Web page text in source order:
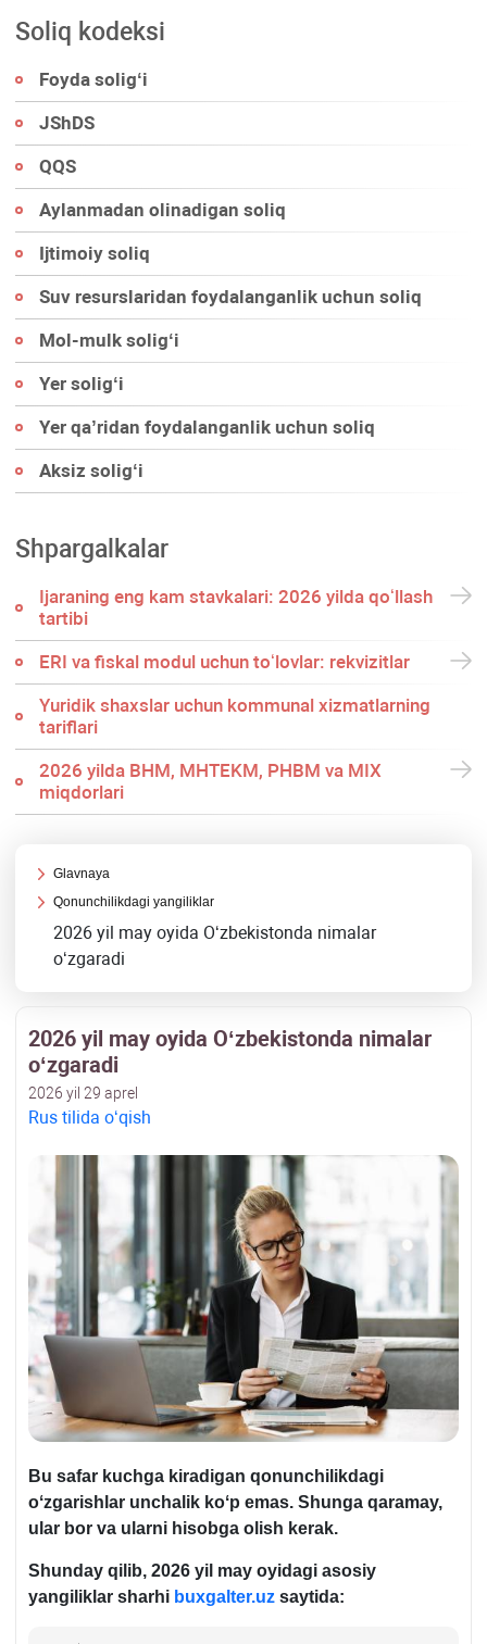
Soliq kodeksi
Foyda soligʻi
JShDS
QQS
Aylanmadan olinadigan soliq
Ijtimoiy soliq
Suv resurslaridan foydalanganlik uchun soliq
Mol-mulk soligʻi
Yer soligʻi
Yer qa’ridan foydalanganlik uchun soliq
Aksiz soligʻi
Shpargalkalar
Ijaraning eng kam stavkalari: 2026 yilda qoʻllash
tartibi
ERI va fiskal modul uchun toʻlovlar: rekvizitlar
Yuridik shaхslar uchun kommunal хizmatlarning
tariflari
2026 yilda BHM, MHTEKM, PHBM va MIX
miqdorlari
Glavnaya
Qonunchilikdagi yangiliklar
2026 yil may oyida Oʻzbekistonda nimalar
oʻzgaradi
2026 yil may oyida Oʻzbekistonda nimalar
oʻzgaradi
2026 yil 29 aprel
Rus tilida oʻqish
Bu safar kuchga kiradigan qonunchilikdagi
oʻzgarishlar unchalik koʻp emas. Shunga qaramay,
ular bor va ularni hisobga olish kerak.
Shunday qilib, 2026 yil may oyidagi asosiy
yangiliklar sharhi buxgalter.uz saytida: